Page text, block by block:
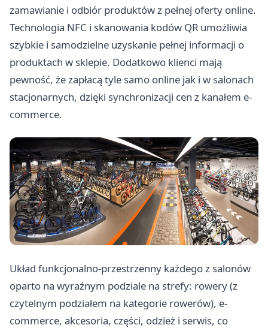
zamawianie i odbiór produktów z pełnej oferty online.
Technologia NFC i skanowania kodów QR umożliwia
szybkie i samodzielne uzyskanie pełnej informacji o
produktach w sklepie. Dodatkowo klienci mają
pewność, że zapłacą tyle samo online jak i w salonach
stacjonarnych, dzięki synchronizacji cen z kanałem e-
commerce.
Układ funkcjonalno-przestrzenny każdego z salonów
oparto na wyraźnym podziale na strefy: rowery (z
czytelnym podziałem na kategorie rowerów), e-
commerce, akcesoria, części, odzież i serwis, co